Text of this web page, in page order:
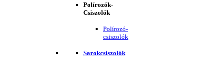
Polírozók-
Csiszolók
Polírozó-
csiszolók
Sarokcsiszolók